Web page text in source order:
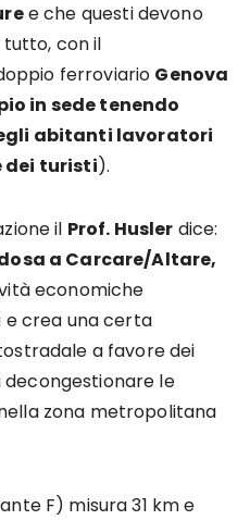
e che questi devono
con il
ferroviario Genova
in sede tenendo
abitanti lavoratori
dei turisti).
il Prof. Husler dice:
a Carcare/Altare,
economiche
crea una certa
a favore dei
decongestionare le
zona metropolitana
F) misura 31 km e